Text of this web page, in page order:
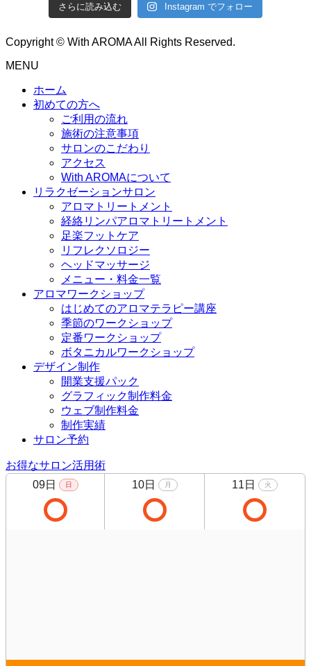
さらに読み込む Instagram でフォロー
Copyright © With AROMA All Rights Reserved.
MENU
ホーム
初めての方へ
ご利用の流れ
施術の注意事項
サロンのこだわり
アクセス
With AROMAについて
リラクゼーションサロン
アロマトリートメント
経絡リンパアロマトリートメント
足楽フットケア
リフレクソロジー
ヘッドマッサージ
メニュー・料金一覧
アロマワークショップ
はじめてのアロマテラピー講座
季節のワークショップ
定番ワークショップ
ボタニカルワークショップ
デザイン制作
開業支援パック
グラフィック制作料金
ウェブ制作料金
制作実績
サロン予約
お得なサロン活用術